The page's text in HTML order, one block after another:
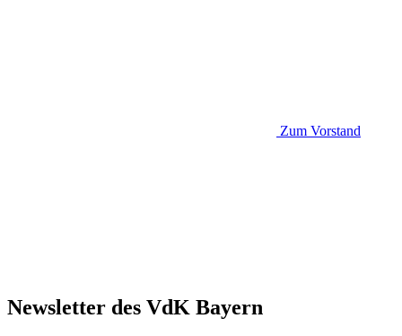
Zum Vorstand
Newsletter des VdK Bayern